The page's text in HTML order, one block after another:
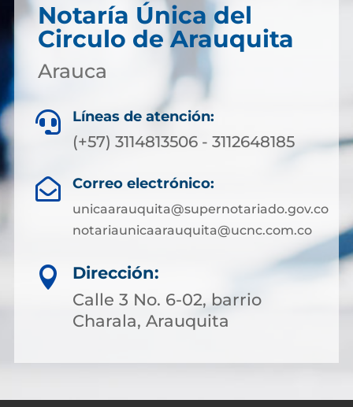
Notaría Única del
Circulo de Arauquita
Arauca
 Líneas de atención:
(+57) 3114813506 - 3112648185
 Correo electrónico:
unicaarauquita@supernotariado.gov.co
notariaunicaarauquita@ucnc.com.co

Dirección:
Calle 3 No. 6-02, barrio
Charala, Arauquita